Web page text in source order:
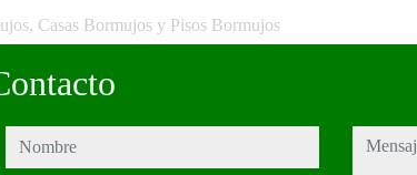
Casas Bormujos y Pisos Bormujos
nombre mensaje